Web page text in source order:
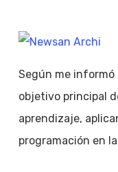
Según me informó
objetivo principal
aprendizaje,
programación en